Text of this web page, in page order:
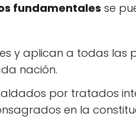
fundamentales se
y aplican a todas las
nación.
por tratados
en la